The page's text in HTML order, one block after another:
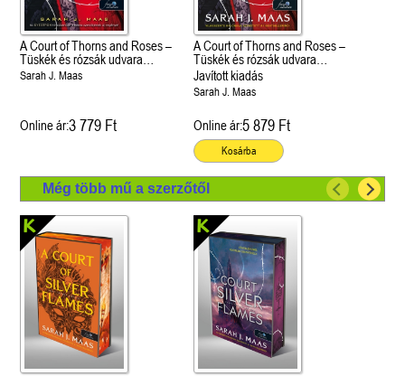
A Court of Thorns and Roses –
Tüskék és rózsák udvara
(Tüskék és rózsák udvara 1.)
Sarah J. Maas
Online ár:3 779 Ft
A Court of Thorns and Roses –
Tüskék és rózsák udvara
(Tüskék és rózsák udvara 1.)
Javított kiadás
Sarah J. Maas
Online ár:5 879 Ft
Kosárba
Még több mű a szerzőtől